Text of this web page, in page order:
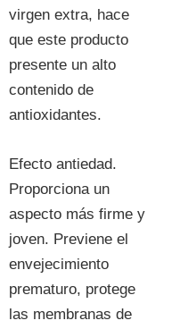
virgen extra, hace
que este producto
presente un alto
contenido de
antioxidantes.
Efecto antiedad.
Proporciona un
aspecto más firme y
joven. Previene el
envejecimiento
prematuro, protege
las membranas de